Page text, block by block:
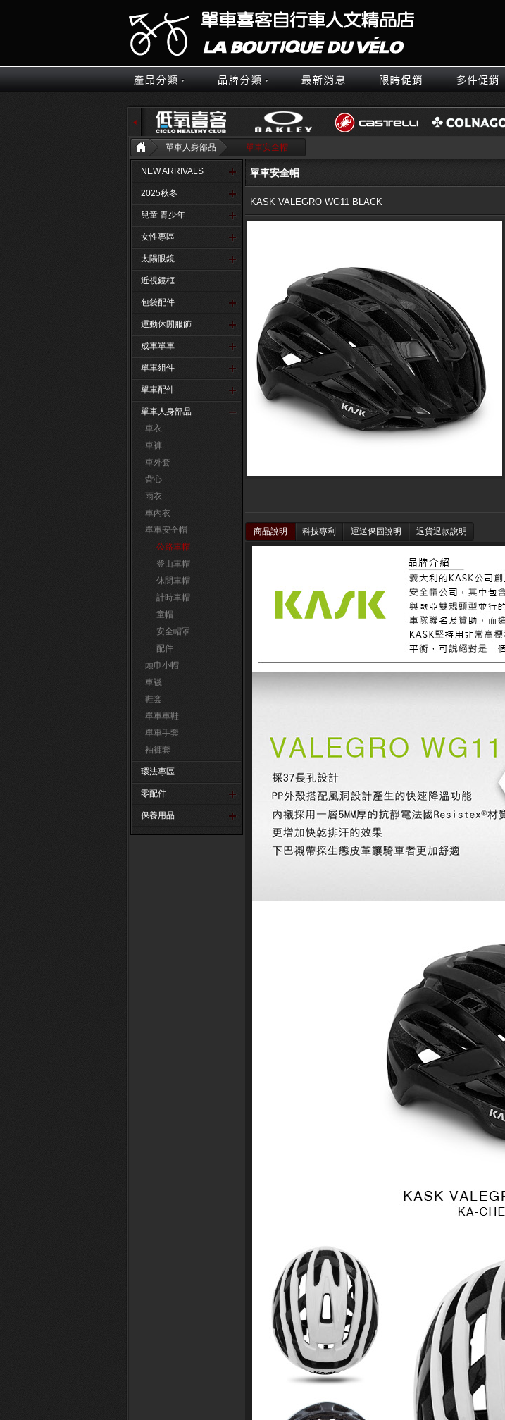
單車人身部品 單車安全帽
NEW ARRIVALS
2025秋冬
兒童 青少年
女性專區
太陽眼鏡
近視鏡框
包袋配件
運動休閒服飾
成車單車
單車組件
單車配件
單車人身部品
車衣
車褲
車外套
背心
雨衣
車內衣
單車安全帽
公路車帽
登山車帽
休閒車帽
計時車帽
童帽
安全帽罩
配件
頭巾小帽
車襪
鞋套
單車車鞋
單車手套
袖褲套
環法專區
零配件
保養用品
單車安全帽
KASK VALEGRO WG11 BLACK
商品說明 科技專利 運送保固說明 退貨退款說明